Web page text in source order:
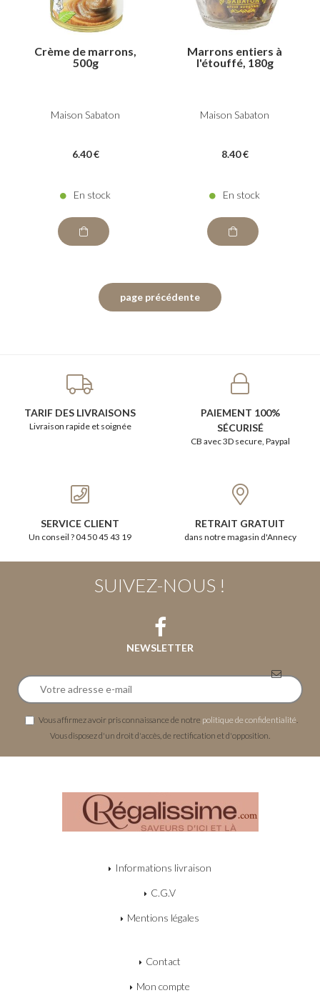
Crème de marrons,
500g
Maison Sabaton
6.40 €
En stock
Marrons entiers à
l'étouffé, 180g
Maison Sabaton
8.40 €
En stock
TARIF DES LIVRAISONS
Livraison rapide et soignée
PAIEMENT 100%
SÉCURISÉ
CB avec 3D secure, Paypal
SERVICE CLIENT
Un conseil ? 04 50 45 43 19
RETRAIT GRATUIT
dans notre magasin d'Annecy
SUIVEZ-NOUS !
NEWSLETTER
Vous affirmez avoir pris connaissance de notre politique de confidentialité
Vous disposez d'un droit d'accès, de rectification et d'opposition.
Informations livraison
C.G.V
Mentions légales
Contact
Mon compte